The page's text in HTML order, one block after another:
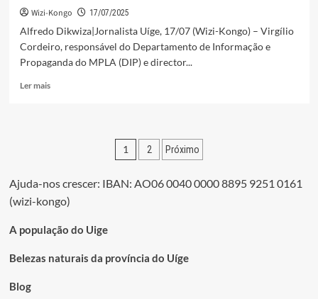
Wizi-Kongo 17/07/2025
Alfredo Dikwiza|Jornalista Uíge, 17/07 (Wizi-Kongo) – Virgílio
Cordeiro, responsável do Departamento de Informação e
Propaganda do MPLA (DIP) e director...
Ler maisLeia
“O
TESTA
FERRO”
BOICOTE
Paginação
dos
1 2 Próximo
Ajuda-nos crescer: IBAN: AO06 0040 0000 8895 9251 0161
(wizi-kongo)
A população do Uige
Belezas naturais da província do Uíge
Blog